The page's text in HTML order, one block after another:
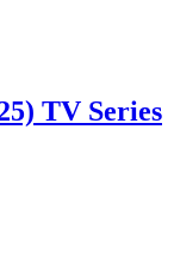
TV Series